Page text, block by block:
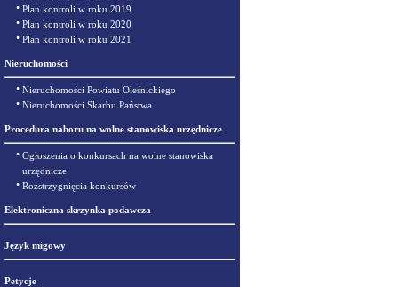
• Plan kontroli w roku 2019
• Plan kontroli w roku 2020
• Plan kontroli w roku 2021
Nieruchomości
• Nieruchomości Powiatu Oleśnickiego
• Nieruchomości Skarbu Państwa
Procedura naboru na wolne stanowiska urzędnicze
• Ogłoszenia o konkursach na wolne stanowiska
urzędnicze
• Rozstrzygnięcia konkursów
Elektroniczna skrzynka podawcza
Język migowy
Petycje